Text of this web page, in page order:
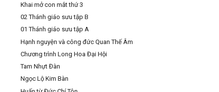
Khai mở con mắt thứ 3
02 Thánh giáo sưu tập B
01 Thánh giáo sưu tập A
Hạnh nguyện và công đức Quan Thế Âm
Chương trình Long Hoa Đại Hội
Tam Nhựt Đàn
Ngọc Lộ Kim Bàn